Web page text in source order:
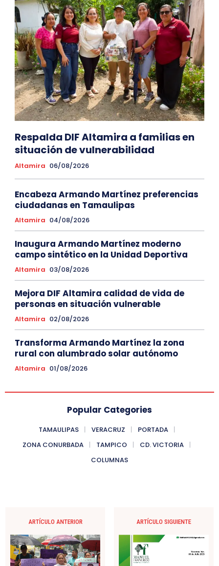
Respalda DIF Altamira a familias en
situación de vulnerabilidad
Altamira 06/08/2026
Encabeza Armando Martínez preferencias
ciudadanas en Tamaulipas
Altamira 04/08/2026
Inaugura Armando Martínez moderno
campo sintético en la Unidad Deportiva
Altamira 03/08/2026
Mejora DIF Altamira calidad de vida de
personas en situación vulnerable
Altamira 02/08/2026
Transforma Armando Martínez la zona
rural con alumbrado solar autónomo
Altamira 01/08/2026
Popular Categories
TAMAULIPAS VERACRUZ
PORTADA
ZONA CONURBADA
TAMPICO
CD. VICTORIA
COLUMNAS
ARTÍCULO ANTERIOR ARTÍCULO SIGUIENTE